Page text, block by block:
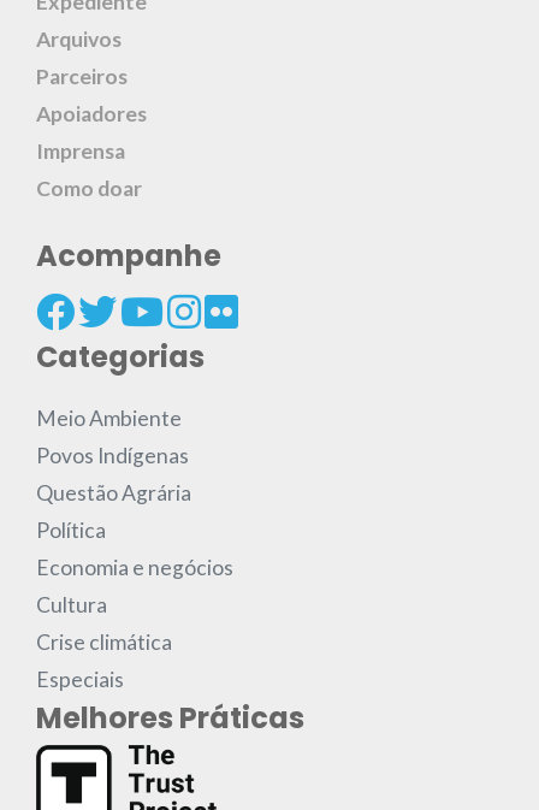
Arquivos
Parceiros
Apoiadores
Imprensa
Como doar
Acompanhe
Categorias
Meio Ambiente
Povos Indígenas
Questão Agrária
Política
Economia e negócios
Cultura
Crise climática
Especiais
Melhores Práticas